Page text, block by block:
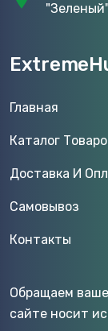
Главная
Каталог
Доставка И
Самовывоз
Контакты
Обращаем
сайте носит